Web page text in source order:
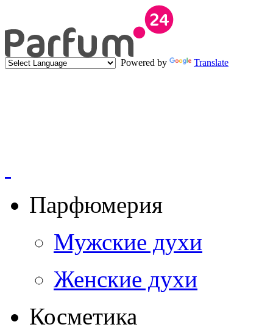
Powered by Translate
Парфюмерия
Мужские духи
Женские духи
Косметика